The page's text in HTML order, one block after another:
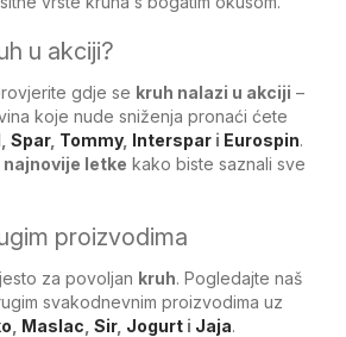
u akciji?
gdje se kruh nalazi u akciji –
koje nude sniženja pronaći ćete
Spar, Tommy, Interspar i Eurospin.
najnovije letke kako biste saznali sve
proizvodima
za povoljan kruh. Pogledajte naš
svakodnevnim proizvodima uz
Maslac Sir, Jogurt i Jaja.